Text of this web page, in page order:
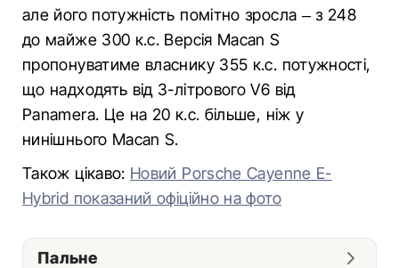
але його потужність помітно зросла – з 248
до майже 300 к.с. Версія Macan S
пропонуватиме власнику 355 к.с. потужності,
що надходять від 3-літрового V6 від
Panamera. Це на 20 к.с. більше, ніж у
нинішнього Macan S.
Також цікаво: Новий Porsche Cayenne E-
Hybrid показаний офіційно на фото
Пальне